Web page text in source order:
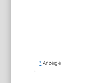
* Anzeige